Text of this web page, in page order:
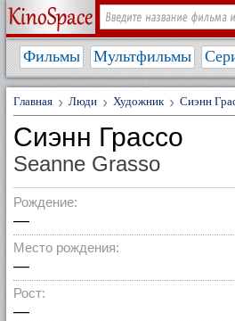
Фильмы Мультфильмы
Главная Люди Художник Сиэнн
Сиэнн Грассо
Seanne Grasso
Рождение:
—
Место рождения:
—
Рост:
—